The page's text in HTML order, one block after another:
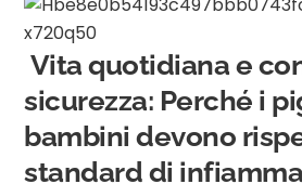
Vita quotidiana e
sicurezza: Perché i
bambini devono
standard di